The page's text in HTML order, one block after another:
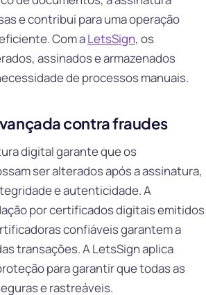
e contribui para uma operação
Com aLetsSign, os
assinados e armazenados
de processos manuais.
contra fraudes
digital garante que os
ser alterados após a assinatura,
e autenticidade. A
por certificados digitais emitidos
confiáveis garantem a
transações. A LetsSign aplica
para garantir que todas as
e rastreáveis.